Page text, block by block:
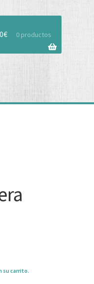
€ 0 productos
su carrito.